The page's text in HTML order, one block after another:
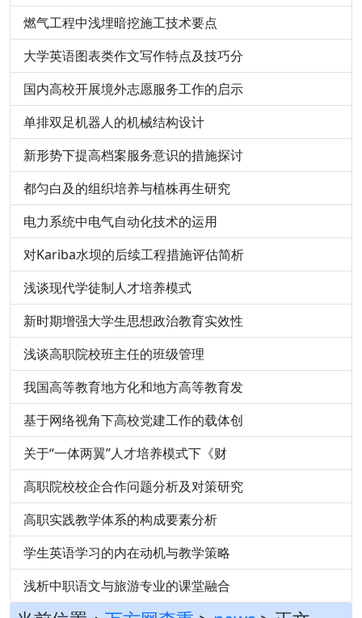
燃气工程中浅埋暗挖施工技术要点
大学英语图表类作文写作特点及技巧分
国内高校开展境外志愿服务工作的启示
单排双足机器人的机械结构设计
新形势下提高档案服务意识的措施探讨
都匀白及的组织培养与植株再生研究
电力系统中电气自动化技术的运用
对Kariba水坝的后续工程措施评估简析
浅谈现代学徒制人才培养模式
新时期增强大学生思想政治教育实效性
浅谈高职院校班主任的班级管理
我国高等教育地方化和地方高等教育发
基于网络视角下高校党建工作的载体创
关于“一体两翼”人才培养模式下《财
高职院校校企合作问题分析及对策研究
高职实践教学体系的构成要素分析
学生英语学习的内在动机与教学策略
浅析中职语文与旅游专业的课堂融合